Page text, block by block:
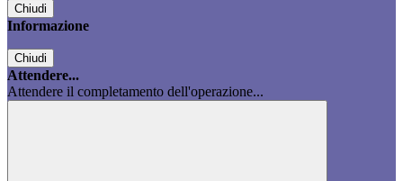
Chiudi
Informazione
Chiudi
Attendere...
Attendere il completamento dell'operazione...